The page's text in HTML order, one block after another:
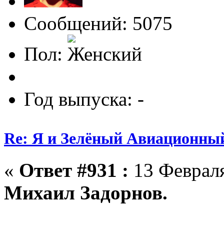
Сообщений: 5075
Пол:
Год выпуска: -
Re: Я и Зелёный
« Ответ #931 : 13
Михаил Задорнов.